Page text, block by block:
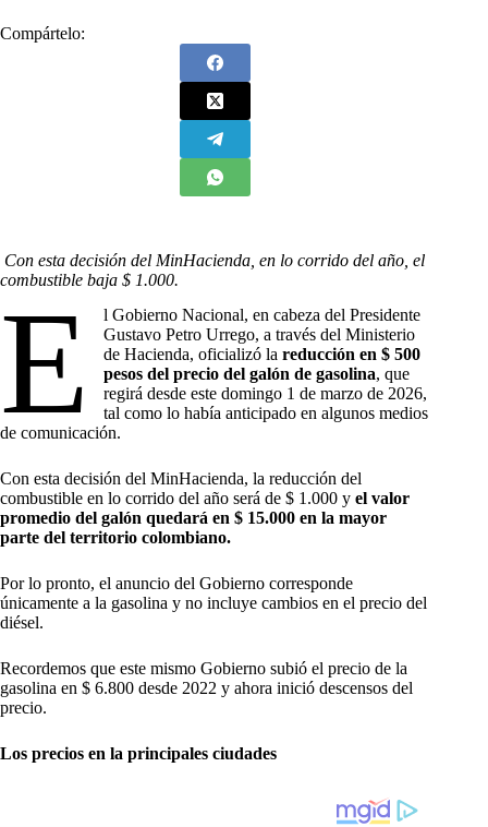
Compártelo:
Con esta decisión del MinHacienda, en lo corrido del año, el
combustible baja $ 1.000.
E
l Gobierno Nacional, en cabeza del Presidente
Gustavo Petro Urrego, a través del Ministerio
de Hacienda, oficializó lareducción en $ 500
pesos del precio del galón de gasolina, que
regirá desde este domingo 1 de marzo de 2026,
tal como lo había anticipado en algunos medios
de comunicación.
Con esta decisión del MinHacienda, la reducción del
combustible en lo corrido del año será de $ 1.000 y el valor
promedio del galón quedará en $ 15.000 en la mayor
parte del territorio colombiano.
Por lo pronto, el anuncio del Gobierno corresponde
únicamente a la gasolina y no incluye cambios en el precio del
diésel.
Recordemos que este mismo Gobierno subió el precio de la
gasolina en $ 6.800 desde 2022 y ahora inició descensos del
precio.
Los precios en la principales ciudades